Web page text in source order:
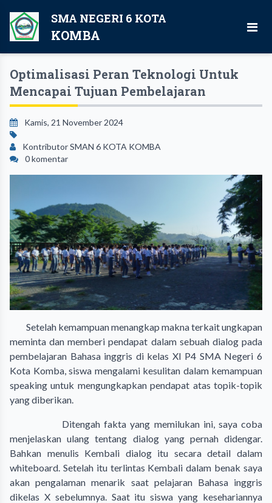
SMA NEGERI 6 KOTA
KOMBA
Optimalisasi Peran Teknologi Untuk
Mencapai Tujuan Pembelajaran
Kamis, 21 November 2024
Kontributor SMAN 6 KOTA KOMBA
0 komentar
Setelah kemampuan menangkap makna terkait ungkapan
meminta dan memberi pendapat dalam sebuah dialog pada
pembelajaran Bahasa inggris di kelas XI P4 SMA Negeri 6
Kota Komba, siswa mengalami kesulitan dalam kemampuan
speaking untuk mengungkapkan pendapat atas topik-topik
yang diberikan.
Ditengah fakta yang memilukan ini, saya coba
menjelaskan ulang tentang dialog yang pernah didengar.
Bahkan menulis Kembali dialog itu secara detail dalam
whiteboard. Setelah itu terlintas Kembali dalam benak saya
akan pengalaman menarik saat pelajaran Bahasa inggris
dikelas X sebelumnya. Saat itu siswa yang kesehariannya